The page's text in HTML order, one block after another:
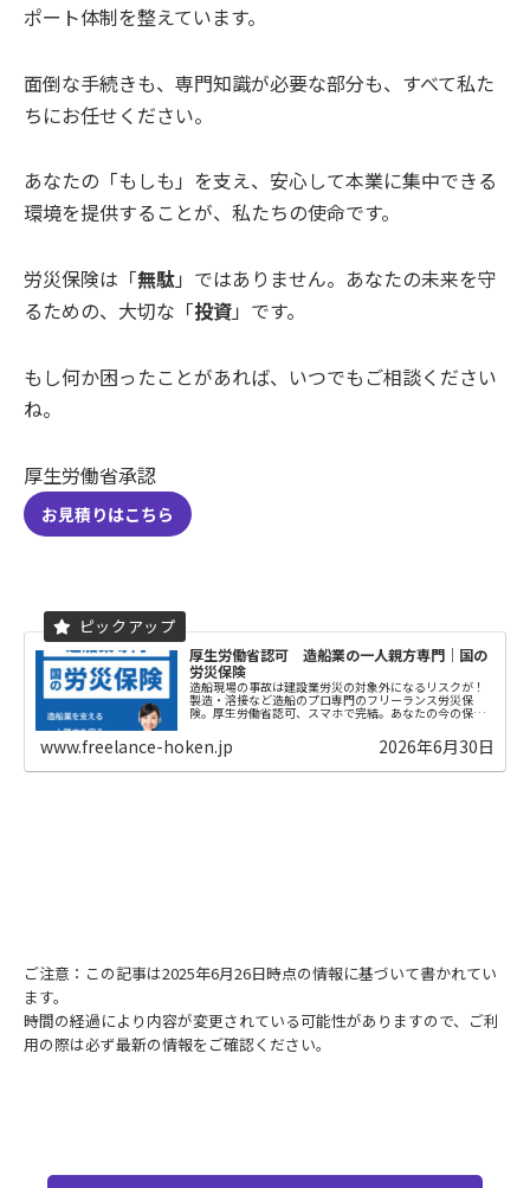
ポート体制を整えています。
面倒な手続きも、専門知識が必要な部分も、すべて私た
ちにお任せください。
あなたの「もしも」を支え、安心して本業に集中できる
環境を提供することが、私たちの使命です。
労災保険は「無駄」ではありません。あなたの未来を守
るための、大切な「投資」です。
もし何か困ったことがあれば、いつでもご相談ください
ね。
厚生労働省承認
お見積りはこちら
厚生労働省認可 造船業の一人親方専門｜国の
労災保険
造船現場の事故は建設業労災の対象外になるリスクが！
製造・溶接など造船のプロ専門のフリーランス労災保
険。厚生労働省認可、スマホで完結。あなたの今の保険
www.freelance-hoken.jp 2026年6月30日
ご注意：この記事は2025年6月26日時点の情報に基づいて書かれてい
ます。
時間の経過により内容が変更されている可能性がありますので、ご利
用の際は必ず最新の情報をご確認ください。